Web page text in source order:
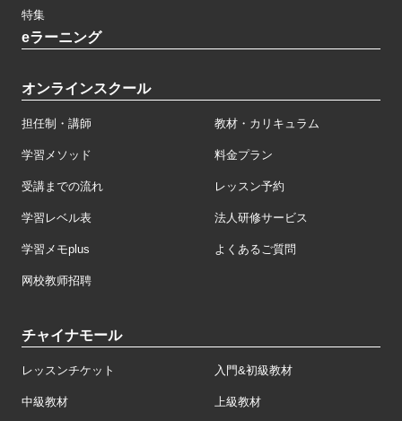
特集
eラーニング
オンラインスクール
担任制・講師 教材・カリキュラム
学習メソッド 料金プラン
受講までの流れ レッスン予約
学習レベル表 法人研修サービス
学習メモplus よくあるご質問
网校教师招聘
チャイナモール
レッスンチケット 入門&初級教材
中級教材 上級教材